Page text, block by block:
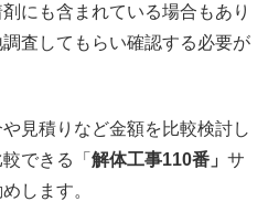
にも含まれている場合もあり
査してもらい確認する必要が
見積りなど金額を比較検討し
できる「 解体工事110番」 サ
します。